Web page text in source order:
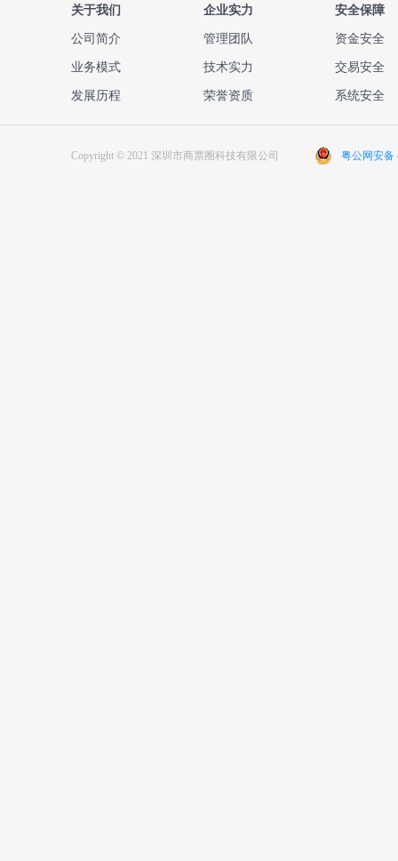
关于我们
公司简介
业务模式
发展历程
企业实力
管理团队
技术实力
荣誉资质
安全保障
资金安全
交易安全
系统安全
Copyright © 2021 深圳市商票圈科技有限公司 粤公网安备